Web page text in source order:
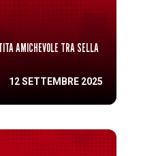
12 SETTEMBRE 2025
AMICHEVOLE TRA SELLA